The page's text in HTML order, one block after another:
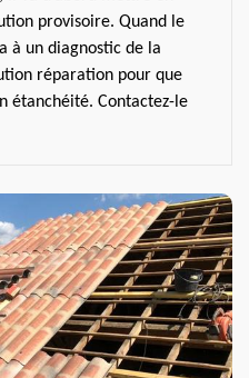
provisoire. Quand le
à un diagnostic de la
réparation pour que
étanchéité. Contactez-le